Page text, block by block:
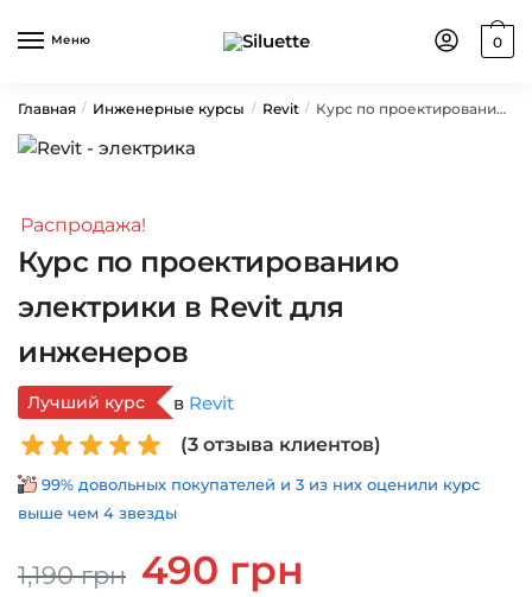
Меню 0
Главная / Инженерные курсы / Revit / Курс по проектированию электрики в Revit для инженеров
Распродажа!
Курс по проектированию
электрики в Revit для
инженеров
Лучший курс в Revit
(3отзыва клиентов)
99% довольных покупателей и 3 из них оценили курс
выше чем 4 звезды
1,190грн
Первоначальная
цена
490 грн